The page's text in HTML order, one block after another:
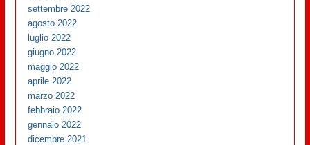
settembre 2022
agosto 2022
luglio 2022
giugno 2022
maggio 2022
aprile 2022
marzo 2022
febbraio 2022
gennaio 2022
dicembre 2021